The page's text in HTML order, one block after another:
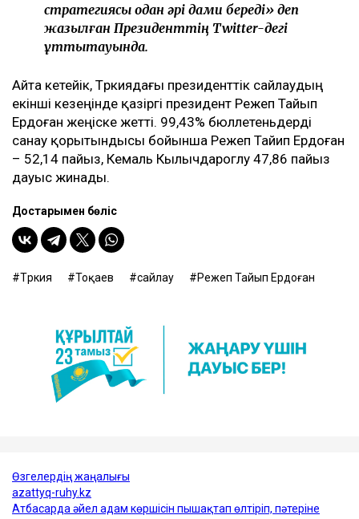
стратегиясы одан әрі дами береді» деп
жазылған Президенттің Twitter-дегі
құттықтауында.
Айта кетейік, Түркиядағы президенттік сайлаудың
екінші кезеңінде қазіргі президент Режеп Тайып
Ердоған жеңіске жетті. 99,43% бюллетеньдерді
санау қорытындысы бойынша Режеп Тайип Ердоған
– 52,14 пайыз, Кемаль Кылычдароглу 47,86 пайыз
дауыс жинады.
Достарыңмен бөліс
Түркия Тоқаев сайлау Режеп Тайып Ердоған